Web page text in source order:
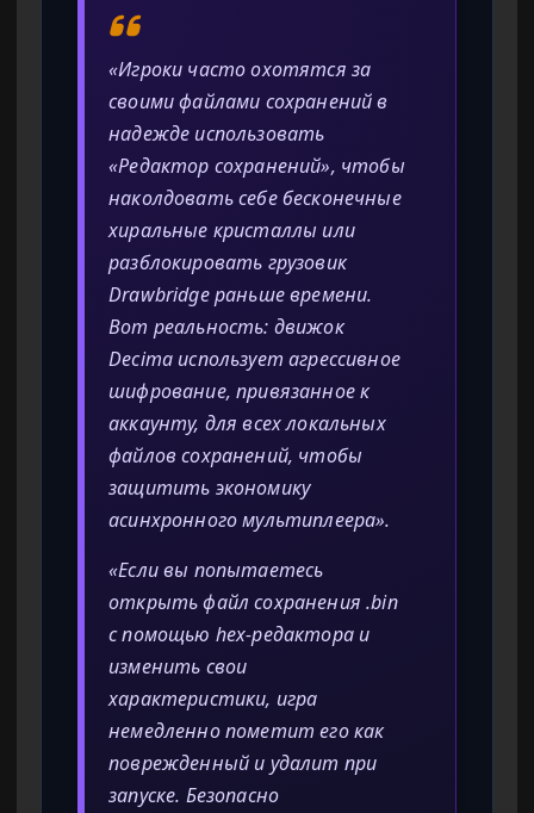
«Игроки часто охотятся за
своими файлами сохранений в
надежде использовать
«Редактор сохранений», чтобы
наколдовать себе бесконечные
хиральные кристаллы или
разблокировать грузовик
Drawbridge раньше времени.
Вот реальность: движок
Decima использует агрессивное
шифрование, привязанное к
аккаунту, для всех локальных
файлов сохранений, чтобы
защитить экономику
асинхронного мультиплеера».
«Если вы попытаетесь
открыть файл сохранения .bin
с помощью hex-редактора и
изменить свои
характеристики, игра
немедленно пометит его как
поврежденный и удалит при
запуске. Безопасно